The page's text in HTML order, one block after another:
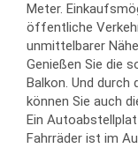
Meter.
öffentliche
unmittelbarer
Genießen Sie die
Balkon. Und
können Sie auch
Ein
Fahrräder ist im